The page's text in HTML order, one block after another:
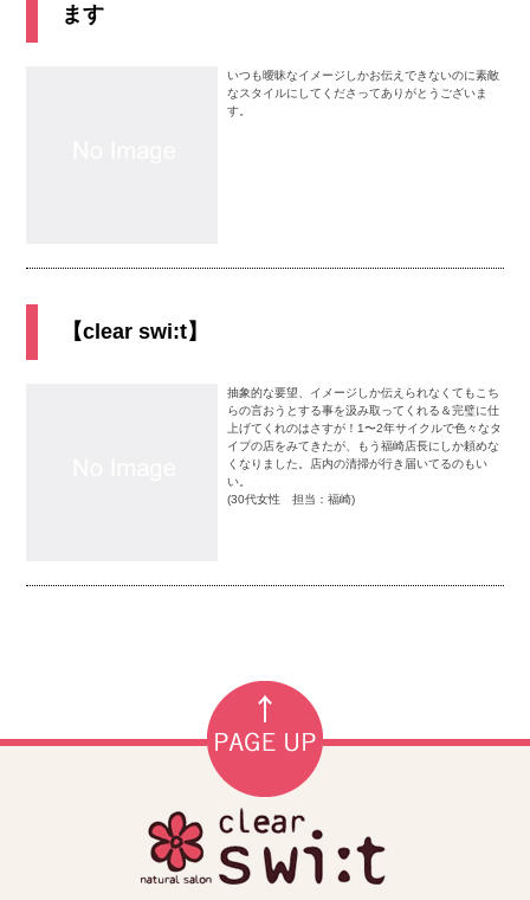
ます
いつも曖昧なイメージしかお伝えできないのに素敵
なスタイルにしてくださってありがとうございま
す。
【clear swi:t】
抽象的な要望、イメージしか伝えられなくてもこち
らの言おうとする事を汲み取ってくれる＆完璧に仕
上げてくれのはさすが！1〜2年サイクルで色々なタ
イプの店をみてきたが、もう福崎店長にしか頼めな
くなりました。店内の清掃が行き届いてるのもい
い。
(30代女性 担当：福崎)